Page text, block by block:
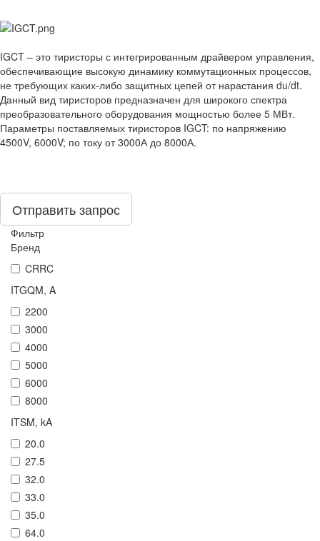
IGCT – это тиристоры с интегрированным драйвером управления,
обеспечивающие высокую динамику коммутационных процессов,
не требующих каких-либо защитных цепей от нарастания du/dt.
Данный вид тиристоров предназначен для широкого спектра
преобразовательного оборудования мощностью более 5 МВт.
Параметры поставляемых тиристоров IGCT: по напряжению
4500V, 6000V; по току от 3000А до 8000А.
Отправить запрос
Фильтр
Бренд
CRRC
ITGQM, A
2200
3000
4000
5000
6000
8000
ITSM, kA
20.0
27.5
32.0
33.0
35.0
64.0